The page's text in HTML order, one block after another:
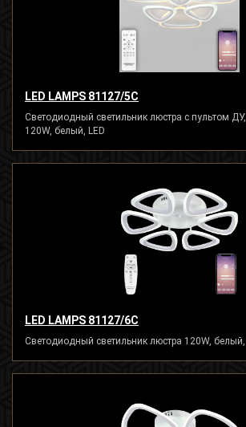
LED LAMPS 81127/5C
Светодиодный светильник люстра с пультом
120W, белый, LED
LED LAMPS 81127/6C
Светодиодный светильник люстра 120W, белый,